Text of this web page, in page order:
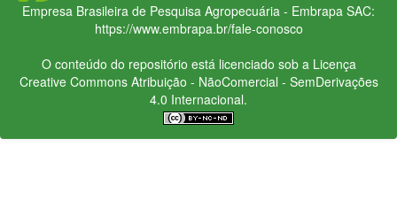
Empresa Brasileira de Pesquisa Agropecuária - Embrapa SAC:
https://www.embrapa.br/fale-conosco
O conteúdo do repositório está licenciado sob a Licença
Creative CommonsAtribuição - NãoComercial - SemDerivações
4.0 Internacional.